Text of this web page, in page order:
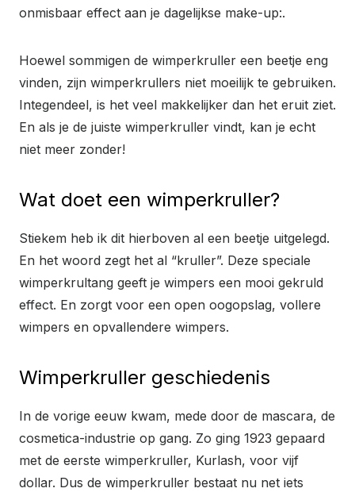
onmisbaar effect aan je dagelijkse make-up:.
Hoewel sommigen de wimperkruller een beetje eng
vinden, zijn wimperkrullers niet moeilijk te gebruiken.
Integendeel, is het veel makkelijker dan het eruit ziet.
En als je de juiste wimperkruller vindt, kan je echt
niet meer zonder!
Wat doet een wimperkruller?
Stiekem heb ik dit hierboven al een beetje uitgelegd.
En het woord zegt het al “kruller”. Deze speciale
wimperkrultang geeft je wimpers een mooi gekruld
effect. En zorgt voor een open oogopslag, vollere
wimpers en opvallendere wimpers.
Wimperkruller geschiedenis
In de vorige eeuw kwam, mede door de mascara, de
cosmetica-industrie op gang. Zo ging 1923 gepaard
met de eerste wimperkruller, Kurlash, voor vijf
dollar. Dus de wimperkruller bestaat nu net iets